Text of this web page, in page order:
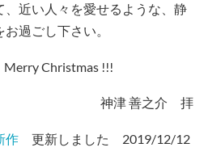
、近い人々を愛せるような、静
過ごし下さい。
Christmas !!!
神津 善之介 拝
作更新しました 2019/12/12